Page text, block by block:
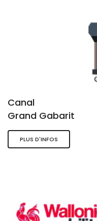
Canal
Grand Gabarit
PLUS D'INFOS